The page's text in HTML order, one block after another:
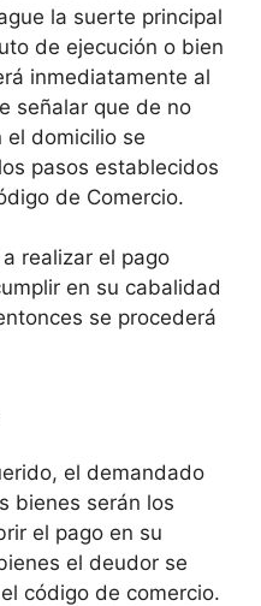
la suerte principal
de ejecución o bien
inmediatamente al
señalar que de no
el domicilio se
pasos establecidos
de Comercio.
realizar el pago
en su cabalidad
se procederá
el demandado
bienes serán los
el pago en su
el deudor se
código de comercio.